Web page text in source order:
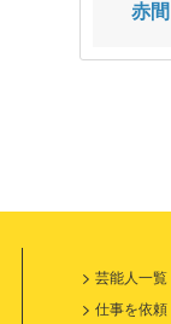
赤
芸能人一覧
仕事を依頼